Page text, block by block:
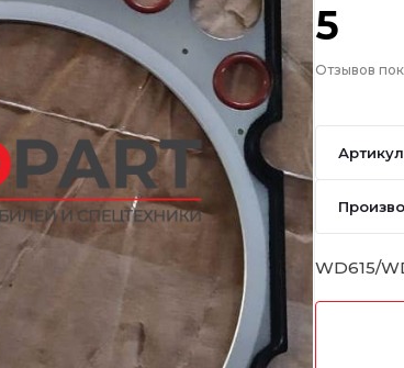
5
Отзывов
WD615/